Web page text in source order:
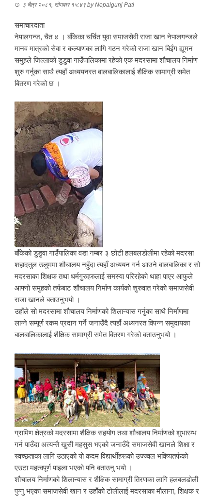
३ चैत्र २०८१, सोमबार १५:४९ byNepalgunj Pati
समाचारदाता
नेपालगन्ज, चैत ४ । बाँकेका चर्चित युवा समाजसेवी राजा खान नेपालगन्जले
मानव मात्रको सेवा र कल्याणका लागि गठन गरेको राजा खान बिईंग ह्यूमन
समुहले जिल्लाको डुडुवा गाउँपालिकामा रहेको एक मदरसामा शौचालय निर्माण
शुरु गर्नुका साथै त्यहाँ अध्ययनरत बालबालिकालाई शैक्षिक सामाग्री समेत
बितरण गरेको छ ।
बाँकेको डुडुवा गाउँपालिका वडा नम्बर ३ छोटी हलबलडोलीमा रहेको मदरसा
शहादतुल उलुममा शौचालय नहुँदा त्यहाँ अध्ययन गर्न आउने बालबालिका र सो
मदरसाका शिक्षक तथा धर्मगुरुहरुलाई समस्या परिरहेको थाहा पाएर आफुले
आफ्नो समुहको तर्फबाट शौचालय निर्माण कार्यको शुरुवात गरेको समाजसेवी
राजा खानले बताउनुभयो ।
उहाँले सो मदरसामा शौचालय निर्माणको शिलान्यास गर्नुका साथै निर्माणमा
लाग्ने सम्पूर्ण रकम प्रदान गर्ने जनाउँदै त्यहाँ अध्यनरत विपन्न समुदायका
बालबालिकालाई शैक्षिक सामाग्री समेत बितरण गरेको बताउनुभयो ।
ग्रामिण क्षेत्रको मदरसामा शैक्षिक सहयोग तथा शौचालय निर्माणको शुभारम्भ
गर्न पाउँदा अत्यन्तै खुसी महसुस भएको जनाउँदै समाजसेवी खानले शिक्षा र
स्वच्छताका लागि उठाएको यो कदम विद्यार्थीहरूको उज्ज्वल भविष्यतर्फको
एउटा महत्वपूर्ण पाइला भएको पनि बताउनु भयो ।
शौचालय निर्माणको शिलान्यास र शैक्षिक सामाग्री तिरणका लागि हलबलडोली
पुग्नु भएका समाजसेवी खान र उहाँको टोलीलाई मदरसाका मौलाना, शिक्षक र